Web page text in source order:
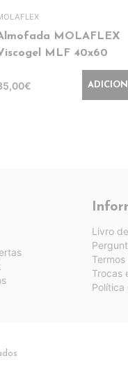
MOLAFLEX
MLF 40x60
Livro
Trocas